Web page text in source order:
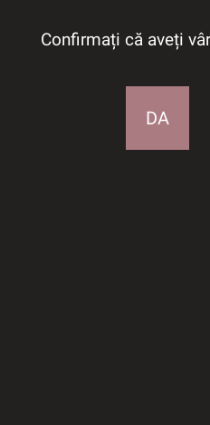
Confirmați că aveți
DA